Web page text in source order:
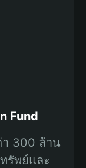
Fund
300 ล้าน
รัพย์และ